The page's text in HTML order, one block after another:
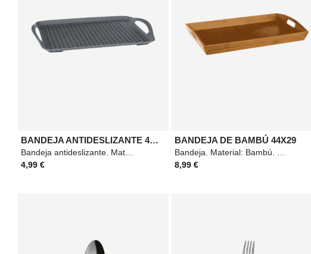
BANDEJA ANTIDESLIZANTE 45X32
4,99 €
BANDEJA DE BAMBÚ 44X29
8,99 €